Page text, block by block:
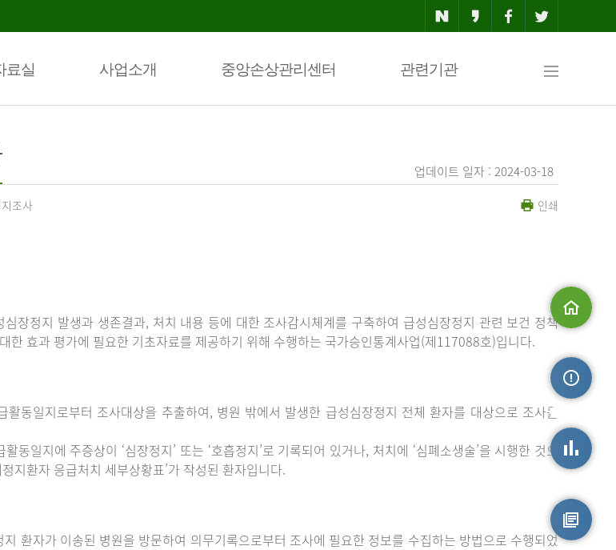
료실 사업소개 중앙손상관리센터 관련기관
맵
업데이트 일자 : 2024-03-18
조사 인쇄
심장정지 발생과 생존결과, 처치 내용 등에 대한 조사감시체계를 구축하여 급성심장정지 관련 보건 정책
한 효과 평가에 필요한 기초자료를 제공하기 위해 수행하는 국가승인통계사업(제117088호)입니다.
활동일지로부터 조사대상을 추출하여, 병원 밖에서 발생한 급성심장정지 전체 환자를 대상으로 조사를
동일지에 주증상이 ‘심장정지’ 또는 ‘호흡정지’로 기록되어 있거나, 처치에 ‘심폐소생술’을 시행한 것으
지환자 응급처치 세부상황표’가 작성된 환자입니다.
환자가 이송된 병원을 방문하여 의무기록으로부터 조사에 필요한 정보를 수집하는 방법으로 수행되었
손상정보